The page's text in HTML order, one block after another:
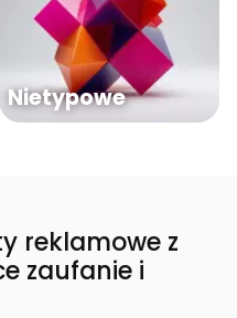
Nietypowe
reklamowe z
zaufanie i